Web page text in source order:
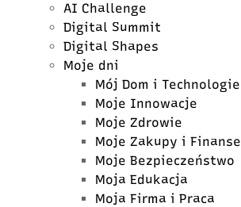
AI Challenge
Digital Summit
Digital Shapes
Moje dni
Mój Dom i Technologie
Moje Innowacje
Moje Zdrowie
Moje Zakupy i Finanse
Moje Bezpieczeństwo
Moja Edukacja
Moja Firma i Praca